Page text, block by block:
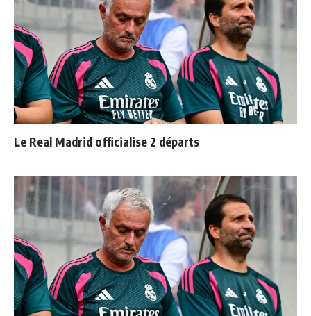
Le Real Madrid officialise 2 départs